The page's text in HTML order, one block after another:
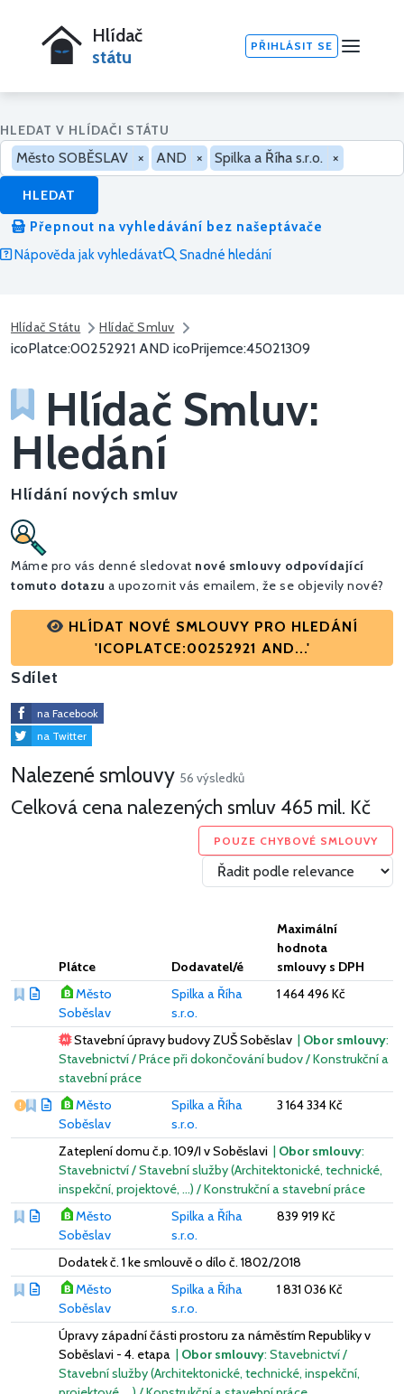
Hlídač
státu
PŘIHLÁSIT SE
HLEDAT V HLÍDAČI STÁTU
Město SOBĚSLAV × AND × Spilka a Říha s.r.o. ×
HLEDAT
Přepnout na vyhledávání bez našeptávače
Nápověda jak vyhledávat
Snadné hledání
Hlídač Státu Hlídač Smluv
icoPlatce:00252921 AND icoPrijemce:45021309
Hlídač Smluv:
Hledání
Hlídání nových smluv
Máme pro vás denné sledovat nové smlouvy odpovídající
tomuto dotazu a upozornit vás emailem, že se objevily nové?
HLÍDAT NOVÉ SMLOUVY PRO HLEDÁNÍ
'ICOPLATCE:00252921 AND...'
Sdílet
na Facebook
na Twitter
Nalezené smlouvy 56 výsledků
Celková cena nalezených smluv465 mil. Kč
POUZE CHYBOVÉ SMLOUVY
Plátce Dodavatel/é
Maximální
hodnota
smlouvy s DPH
Město
Soběslav
Spilka a Říha
s.r.o.
1 464 496 Kč
Stavební úpravy budovy ZUŠ Soběslav | Obor smlouvy:
Stavebnictví / Práce při dokončování budov / Konstrukční a
stavební práce
Vážný nedostatek
Město
Soběslav
Spilka a Říha
s.r.o.
3 164 334 Kč
Zateplení domu č.p. 109/I v Soběslavi | Obor smlouvy:
Stavebnictví / Stavební služby (Architektonické, technické,
inspekční, projektové, …) / Konstrukční a stavební práce
Město
Soběslav
Spilka a Říha
s.r.o.
839 919 Kč
Dodatek č. 1 ke smlouvě o dílo č. 1802/2018
Město
Soběslav
Spilka a Říha
s.r.o.
1 831 036 Kč
Úpravy západní části prostoru za náměstím Republiky v
Soběslavi - 4. etapa | Obor smlouvy: Stavebnictví /
Stavební služby (Architektonické, technické, inspekční,